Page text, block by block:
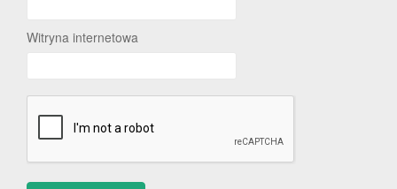
Witryna internetowa